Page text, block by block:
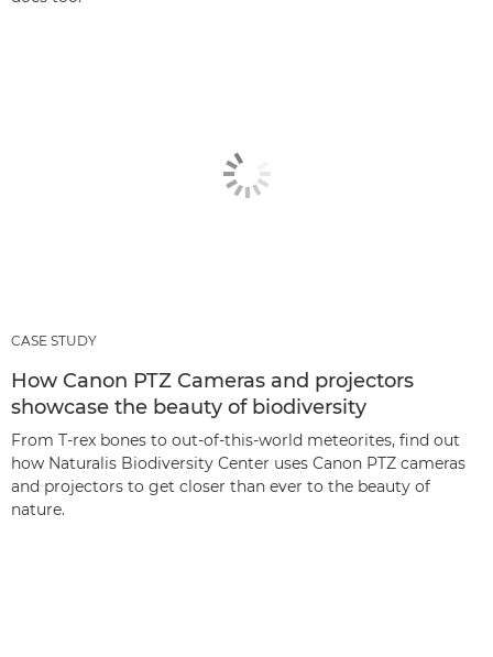
CASE STUDY
How Canon PTZ Cameras and projectors
showcase the beauty of biodiversity
From T-rex bones to out-of-this-world meteorites, find out
how Naturalis Biodiversity Center uses Canon PTZ cameras
and projectors to get closer than ever to the beauty of
nature.